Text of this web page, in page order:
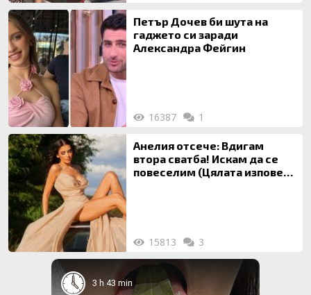
Петър Дочев би шута на
гаджето си заради
Александра Фейгин
16387 1
Анелия отсече: Вдигам
втора сватба! Искам да се
повеселим (Цялата изповед
15813 3
3 h 43 min